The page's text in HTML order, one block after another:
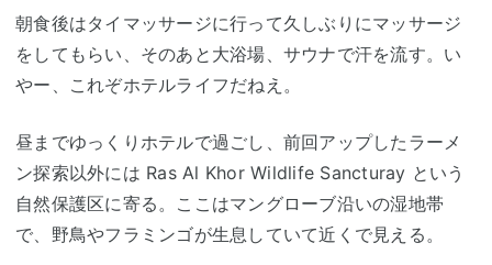
朝食後はタイマッサージに行って久しぶりにマッサージ
をしてもらい、そのあと大浴場、サウナで汗を流す。い
やー、これぞホテルライフだねえ。
昼までゆっくりホテルで過ごし、前回アップしたラーメ
ン探索以外には Ras Al Khor Wildlife Sancturay という
自然保護区に寄る。ここはマングローブ沿いの湿地帯
で、野鳥やフラミンゴが生息していて近くで見える。